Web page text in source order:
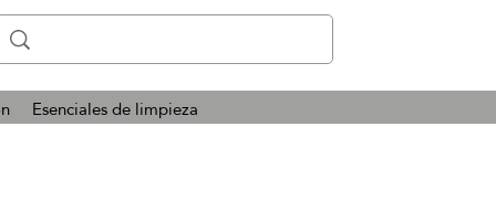
Esenciales de limpieza